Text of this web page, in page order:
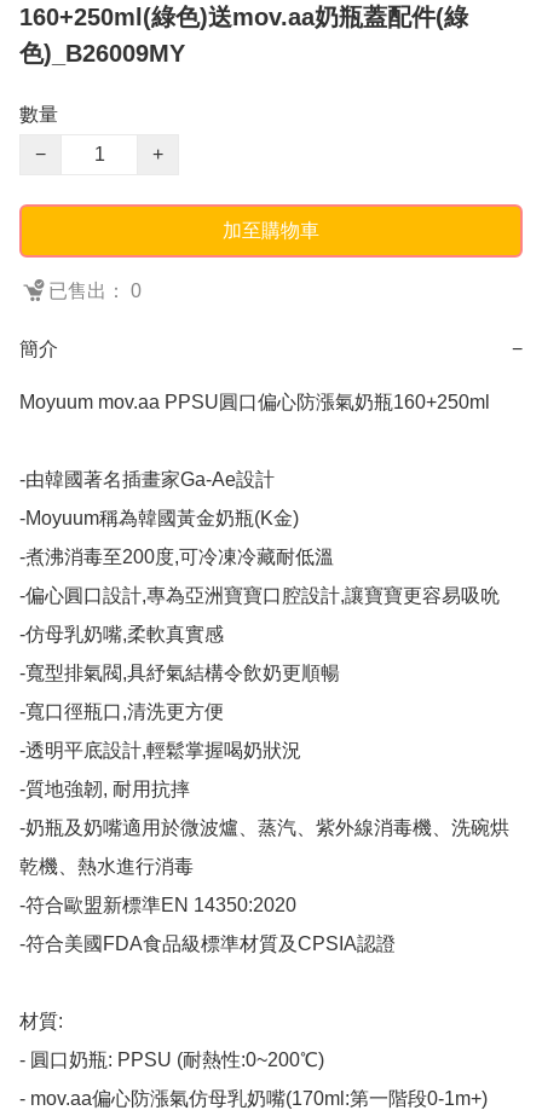
160+250ml(綠色)送mov.aa奶瓶蓋配件(綠
色)_B26009MY
數量
−
+
加至購物車
已售出： 0
簡介 −
Moyuum mov.aa PPSU圓口偏心防漲氣奶瓶160+250ml
-由韓國著名插畫家Ga-Ae設計
-Moyuum稱為韓國黃金奶瓶(K金)
-煮沸消毒至200度,可冷凍冷藏耐低溫
-偏心圓口設計,專為亞洲寶寶口腔設計,讓寶寶更容易吸吮
-仿母乳奶嘴,柔軟真實感
-寬型排氣閥,具紓氣結構令飲奶更順暢
-寬口徑瓶口,清洗更方便
-透明平底設計,輕鬆掌握喝奶狀況
-質地強韌, 耐用抗摔
-奶瓶及奶嘴適用於微波爐、蒸汽、紫外線消毒機、洗碗烘
乾機、熱水進行消毒
-符合歐盟新標準EN 14350:2020
-符合美國FDA食品級標準材質及CPSIA認證
材質:
- 圓口奶瓶: PPSU (耐熱性:0~200℃)
- mov.aa偏心防漲氣仿母乳奶嘴(170ml:第一階段0-1m+)